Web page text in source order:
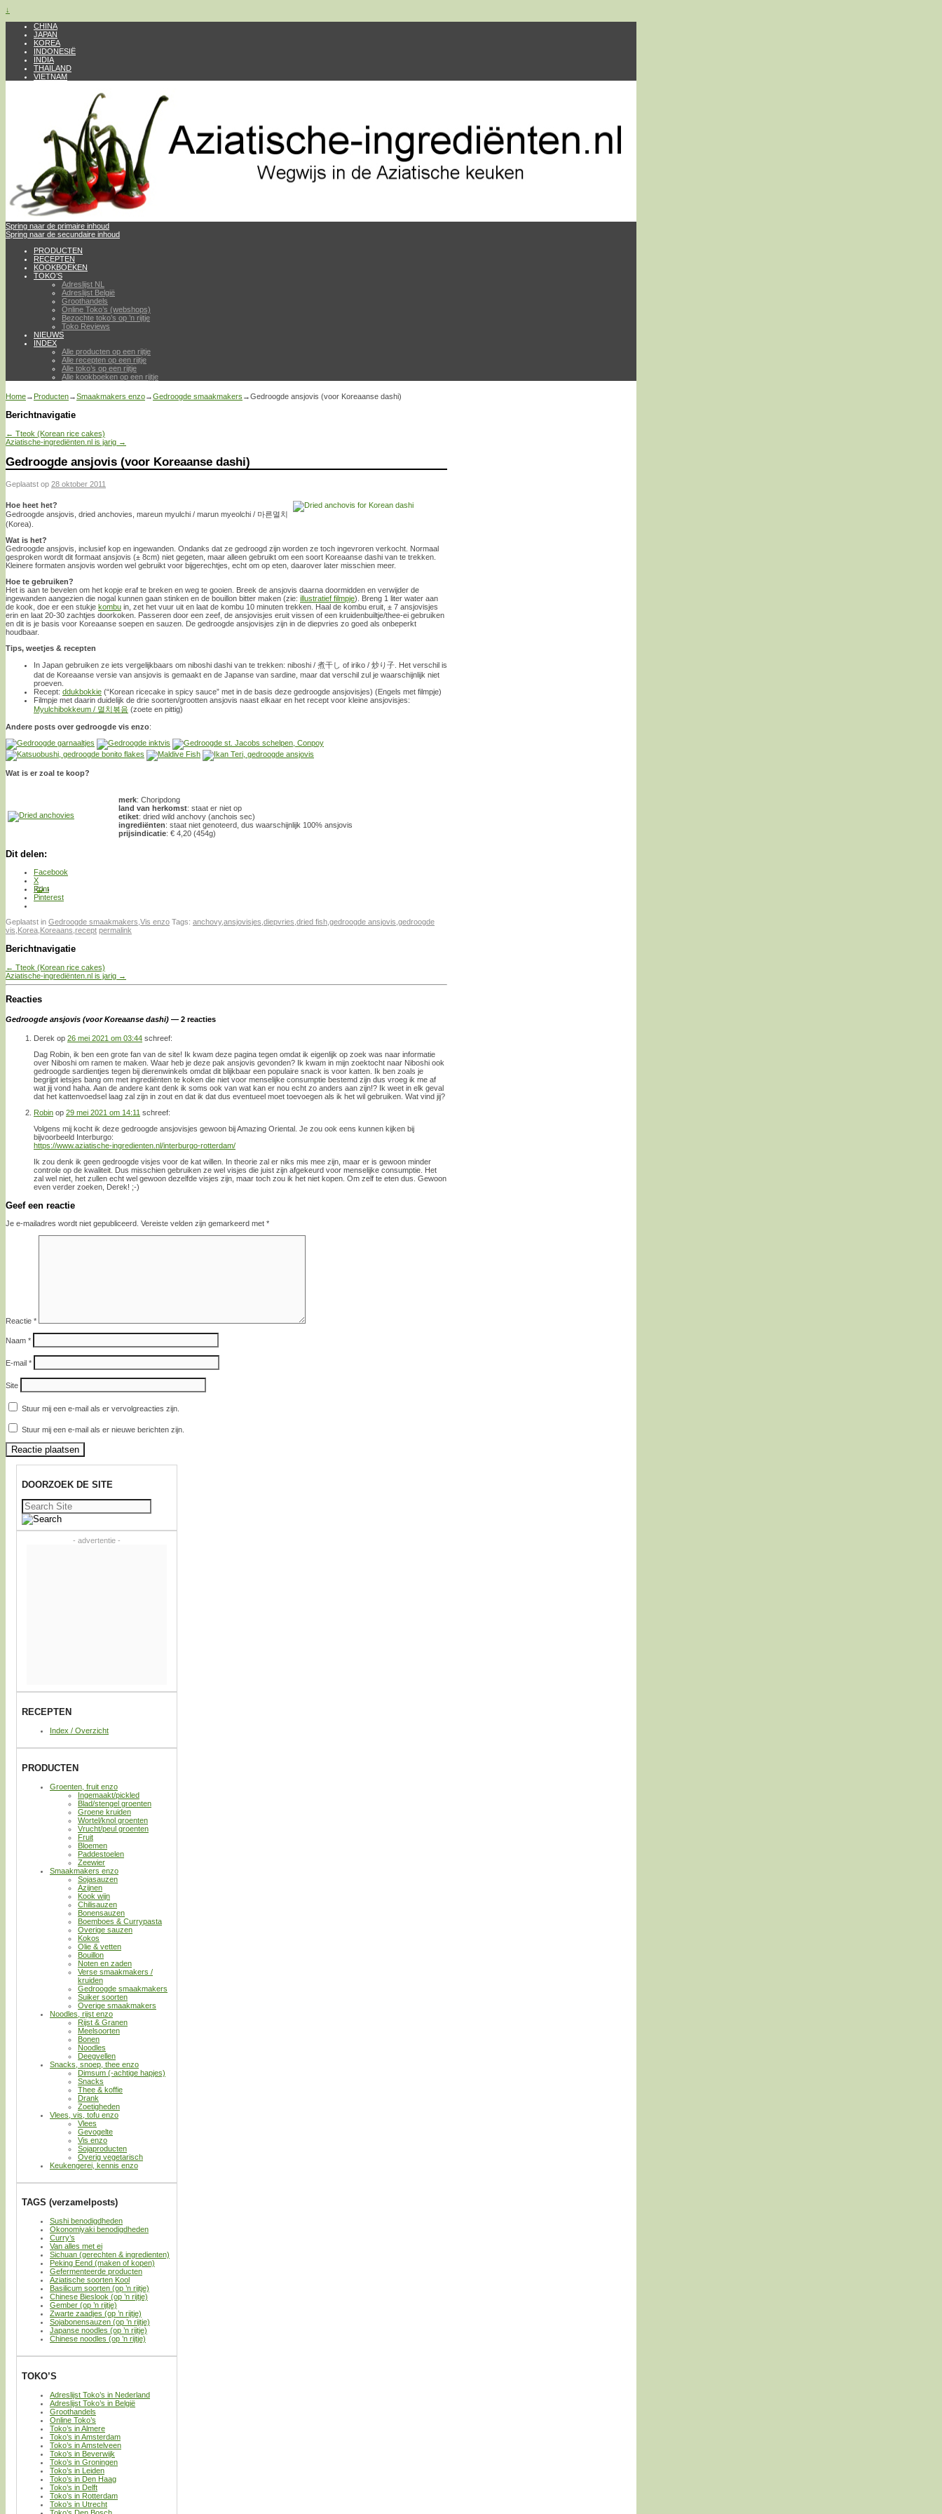
↓
CHINA
JAPAN
KOREA
INDONESIË
INDIA
THAILAND
VIETNAM
Spring naar de primaire inhoud
Spring naar de secundaire inhoud
PRODUCTEN
RECEPTEN
KOOKBOEKEN
TOKO’S
Adreslijst NL
Adreslijst België
Groothandels
Online Toko’s (webshops)
Bezochte toko’s op ’n rijtje
Toko Reviews
NIEUWS
INDEX
Alle producten op een rijtje
Alle recepten op een rijtje
Alle toko’s op een rijtje
Alle kookboeken op een rijtje
Home→ Producten→Smaakmakers enzo→Gedroogde smaakmakers →Gedroogde ansjovis (voor Koreaanse dashi)
Berichtnavigatie
← Tteok (Korean rice cakes)
Aziatische-ingrediënten.nl is jarig →
Gedroogde ansjovis (voor Koreaanse dashi)
Geplaatst op 28 oktober 2011
Hoe heet het?
Gedroogde ansjovis, dried anchovies, mareun myulchi / marun myeolchi / 마른멸치
(Korea).
Wat is het?
Gedroogde ansjovis, inclusief kop en ingewanden. Ondanks dat ze gedroogd zijn worden ze toch ingevroren verkocht. Normaal
gesproken wordt dit formaat ansjovis (± 8cm) niet gegeten, maar alleen gebruikt om een soort Koreaanse dashi van te trekken.
Kleinere formaten ansjovis worden wel gebruikt voor bijgerechtjes, echt om op eten, daarover later misschien meer.
Hoe te gebruiken?
Het is aan te bevelen om het kopje eraf te breken en weg te gooien. Breek de ansjovis daarna doormidden en verwijder de
ingewanden aangezien die nogal kunnen gaan stinken en de bouillon bitter maken (zie: illustratief filmpje). Breng 1 liter water aan
de kook, doe er een stukje kombu in, zet het vuur uit en laat de kombu 10 minuten trekken. Haal de kombu eruit, ± 7 ansjovisjes
erin en laat 20-30 zachtjes doorkoken. Passeren door een zeef, de ansjovisjes eruit vissen of een kruidenbuiltje/thee-ei gebruiken
en dit is je basis voor Koreaanse soepen en sauzen. De gedroogde ansjovisjes zijn in de diepvries zo goed als onbeperkt
houdbaar.
Tips, weetjes & recepten
In Japan gebruiken ze iets vergelijkbaars om niboshi dashi van te trekken: niboshi / 煮干し of iriko / 炒り子. Het verschil is
dat de Koreaanse versie van ansjovis is gemaakt en de Japanse van sardine, maar dat verschil zul je waarschijnlijk niet
proeven.
Recept: ddukbokkie (“Korean ricecake in spicy sauce” met in de basis deze gedroogde ansjovisjes) (Engels met filmpje)
Filmpje met daarin duidelijk de drie soorten/grootten ansjovis naast elkaar en het recept voor kleine ansjovisjes:
Myulchibokkeum / 멸치볶음 (zoete en pittig)
Andere posts over gedroogde vis enzo:
Wat is er zoal te koop?
merk: Choripdong
land van herkomst: staat er niet op
etiket: dried wild anchovy (anchois sec)
ingrediënten: staat niet genoteerd, dus waarschijnlijk 100% ansjovis
prijsindicatie: € 4,20 (454g)
Dit delen:
Facebook
X
Print
Pinterest
Geplaatst in Gedroogde smaakmakers,Vis enzo Tags: anchovy,ansjovisjes,diepvries,dried fish,gedroogde ansjovis,gedroogde
vis, Korea, Koreaans,recept permalink
Berichtnavigatie
← Tteok (Korean rice cakes)
Aziatische-ingrediënten.nl is jarig →
Reacties
Gedroogde ansjovis (voor Koreaanse dashi) — 2 reacties
Derek op 26 mei 2021 om 03:44 schreef:
Dag Robin, ik ben een grote fan van de site! Ik kwam deze pagina tegen omdat ik eigenlijk op zoek was naar informatie
over Niboshi om ramen te maken. Waar heb je deze pak ansjovis gevonden? Ik kwam in mijn zoektocht naar Niboshi ook
gedroogde sardientjes tegen bij dierenwinkels omdat dit blijkbaar een populaire snack is voor katten. Ik ben zoals je
begrijpt ietsjes bang om met ingrediënten te koken die niet voor menselijke consumptie bestemd zijn dus vroeg ik me af
wat jij vond haha. Aan de andere kant denk ik soms ook van wat kan er nou echt zo anders aan zijn!? Ik weet in elk geval
dat het kattenvoedsel laag zal zijn in zout en dat ik dat dus eventueel moet toevoegen als ik het wil gebruiken. Wat vind jij?
Robin op 29 mei 2021 om 14:11 schreef:
Volgens mij kocht ik deze gedroogde ansjovisjes gewoon bij Amazing Oriental. Je zou ook eens kunnen kijken bij
bijvoorbeeld Interburgo:
https://www.aziatische-ingredienten.nl/interburgo-rotterdam/
Ik zou denk ik geen gedroogde visjes voor de kat willen. In theorie zal er niks mis mee zijn, maar er is gewoon minder
controle op de kwaliteit. Dus misschien gebruiken ze wel visjes die juist zijn afgekeurd voor menselijke consumptie. Het
zal wel niet, het zullen echt wel gewoon dezelfde visjes zijn, maar toch zou ik het niet kopen. Om zelf te eten dus. Gewoon
even verder zoeken, Derek! ;-)
Geef een reactie
Je e-mailadres wordt niet gepubliceerd. Vereiste velden zijn gemarkeerd met *
Reactie *
Naam *
E-mail *
Site
Stuur mij een e-mail als er vervolgreacties zijn.
Stuur mij een e-mail als er nieuwe berichten zijn.
DOORZOEK DE SITE
Zoeken
naar:
- advertentie -
RECEPTEN
Index / Overzicht
PRODUCTEN
Groenten, fruit enzo
Ingemaakt/pickled
Blad/stengel groenten
Groene kruiden
Wortel/knol groenten
Vrucht/peul groenten
Fruit
Bloemen
Paddestoelen
Zeewier
Smaakmakers enzo
Sojasauzen
Azijnen
Kook wijn
Chilisauzen
Bonensauzen
Boemboes & Currypasta
Overige sauzen
Kokos
Olie & vetten
Bouillon
Noten en zaden
Verse smaakmakers /
kruiden
Gedroogde smaakmakers
Suiker soorten
Overige smaakmakers
Noodles, rijst enzo
Rijst & Granen
Meelsoorten
Bonen
Noodles
Deegvellen
Snacks, snoep, thee enzo
Dimsum (-achtige hapjes)
Snacks
Thee & koffie
Drank
Zoetigheden
Vlees, vis, tofu enzo
Vlees
Gevogelte
Vis enzo
Sojaproducten
Overig vegetarisch
Keukengerei, kennis enzo
TAGS (verzamelposts)
Sushi benodigdheden
Okonomiyaki benodigdheden
Curry’s
Van alles met ei
Sichuan (gerechten & ingredienten)
Peking Eend (maken of kopen)
Gefermenteerde producten
Aziatische soorten Kool
Basilicum soorten (op ’n rijtje)
Chinese Bieslook (op ’n rijtje)
Gember (op ’n rijtje)
Zwarte zaadjes (op ’n rijtje)
Sojabonensauzen (op ’n rijtje)
Japanse noodles (op ’n rijtje)
Chinese noodles (op ’n rijtje)
TOKO’S
Adreslijst Toko’s in Nederland
Adreslijst Toko’s in België
Groothandels
Online Toko’s
Toko’s in Almere
Toko’s in Amsterdam
Toko’s in Amstelveen
Toko’s in Beverwijk
Toko’s in Groningen
Toko’s in Leiden
Toko’s in Den Haag
Toko’s in Delft
Toko’s in Rotterdam
Toko’s in Utrecht